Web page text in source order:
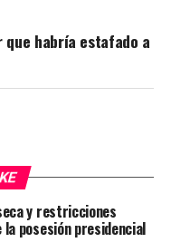
habría estafado a
y restricciones
posesión presidencial